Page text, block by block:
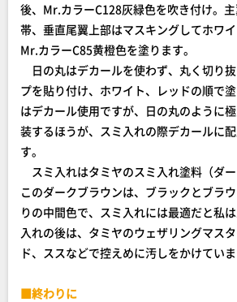
後、Mr.カラーC128灰緑色を吹き付け。
帯、垂直尾翼上部はマスキングしてホワイ
Mr.カラーC85黄橙色を塗ります。
日の丸はデカールを使わず、丸く切り
プを貼り付け、ホワイト、レッドの順で
はデカール使用ですが、日の丸のように
装するほうが、スミ入れの際デカールに
す。
スミ入れはタミヤのスミ入れ塗料（ダー
このダークブラウンは、ブラックとブラ
りの中間色で、スミ入れには最適だと私
入れの後は、タミヤのウェザリングマス
ド、ススなどで控えめに汚しをかけていま
■終わりに